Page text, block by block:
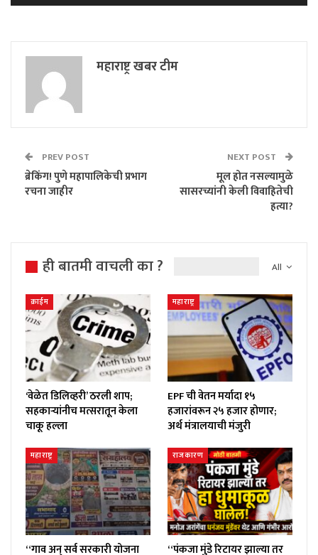
महाराष्ट्र खबर टीम
PREV POST
ब्रेकिंग! पुणे महापालिकेची प्रभाग
रचना जाहीर
NEXT POST
मूल होत नसल्यामुळे
सासरच्यांनी केली विवाहितेची
हत्या?
All
ही बातमी वाचली का ?
क्राईम
‘वेळेत डिलिव्हरी’ ठरली शाप;
सहकाऱ्यांनीच मत्सरातून केला
चाकू हल्ला
महाराष्ट्र
EPF ची वेतन मर्यादा १५
हजारांवरून २५ हजार होणार;
अर्थ मंत्रालयाची मंजुरी
महाराष्ट्र
“गाव अन् सर्व सरकारी योजना
राजकारण
“पंकजा मुंडे रिटायर झाल्या तर